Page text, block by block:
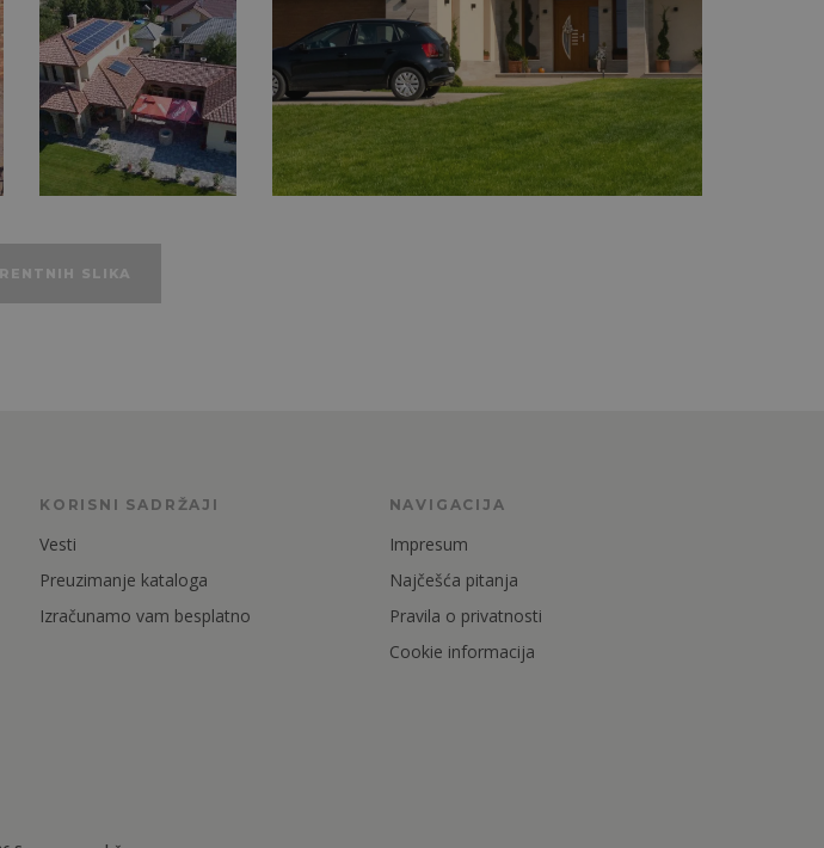
SLIKA
KORISNI SADRŽAJI
Vesti
Preuzimanje kataloga
Izračunamo vam besplatno
NAVIGACIJA
Impresum
Najčešća pitanja
Pravila o privatnosti
Cookie informacija